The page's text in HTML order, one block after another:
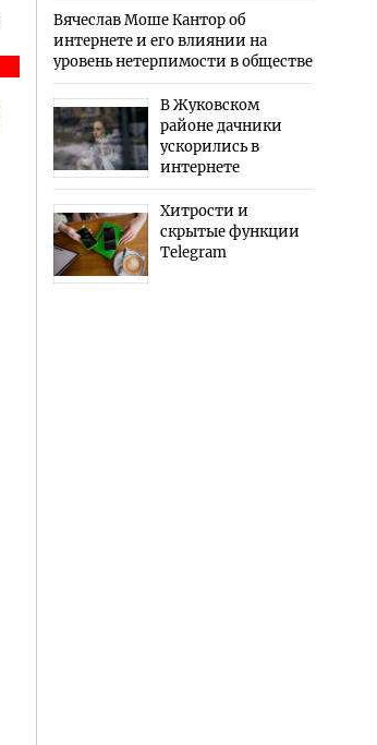
Вячеслав Моше Кантор об
интернете и его влиянии на
уровень нетерпимости в обществе
В Жуковском
районе дачники
ускорились в
интернете
Хитрости и
скрытые функции
Telegram